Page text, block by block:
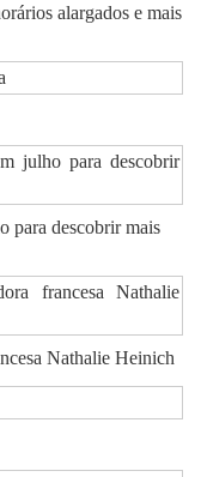
alargados e mais
para descobrir mais
Nathalie Heinich